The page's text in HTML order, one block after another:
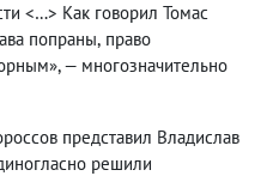
<…> Как говорил Томас
попраны, право
— многозначительно
представил Владислав
решили